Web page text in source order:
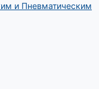
и Пневматическим